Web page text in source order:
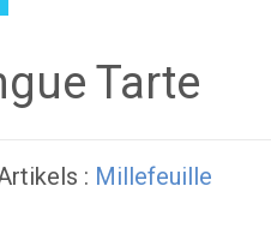
Tarte
: Millefeuille